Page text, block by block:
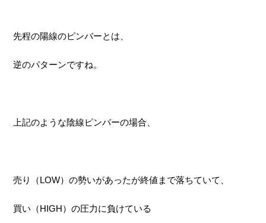
先程の陽線のピンバーとは、
逆のパターンですね。
上記のような陰線ピンバーの場合、
売り（LOW）の勢いがあったが終値まで落ちていて、
買い（HIGH）の圧力に負けている